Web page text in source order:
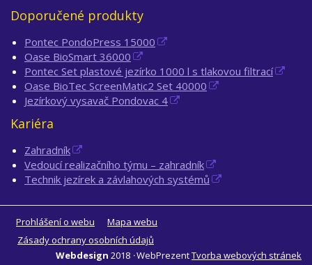
Doporučené produkty
Pontec PondoPress 15000
Oase BioSmart 36000
Pontec Set plastové jezírko 1000 l s tlakovou filtrací
Oase BioTec ScreenMatic2 Set 40000
Jezírkový vysavač Pondovac 4
Kariéra
Zahradník
Vedoucí realizačního týmu – zahradník
Technik jezírek a závlahových systémů
Prohlášení o webu
Mapa webu
Zásady ochrany osobních údajů
Webdesign 2018 ·WebPrezentTvorba webových stránek